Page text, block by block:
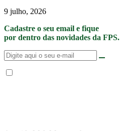
9 julho, 2026
Cadastre o seu email e fique
por dentro das novidades da FPS.